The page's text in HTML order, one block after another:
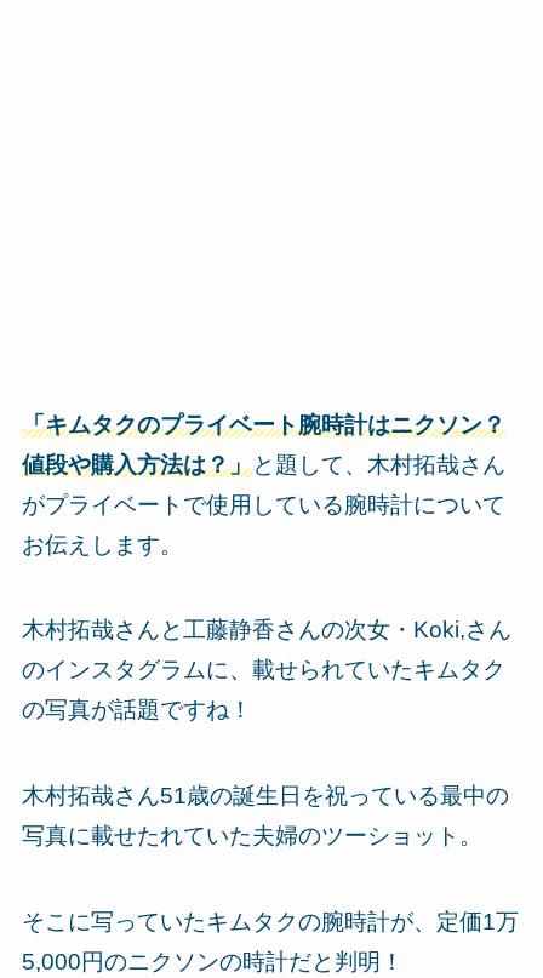
「キムタクのプライベート腕時計はニクソン？
値段や購入方法は？」 と題して、木村拓哉さん
がプライベートで使用している腕時計について
お伝えします。
木村拓哉さんと工藤静香さんの次女・Koki,さん
のインスタグラムに、載せられていたキムタク
の写真が話題ですね！
木村拓哉さん51歳の誕生日を祝っている最中の
写真に載せたれていた夫婦のツーショット。
そこに写っていたキムタクの腕時計が、定価1万
5,000円のニクソンの時計だと判明！